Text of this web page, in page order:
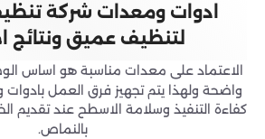
ادوات ومعدات شركة
لتنظيف عميق ونتائج
الاعتماد على معدات مناسبة هو اساس
واضحة ولهذا يتم تجهيز فرق العمل
كفاءة التنفيذ وسلامة الاسطح عند تقديم
بالنماص.